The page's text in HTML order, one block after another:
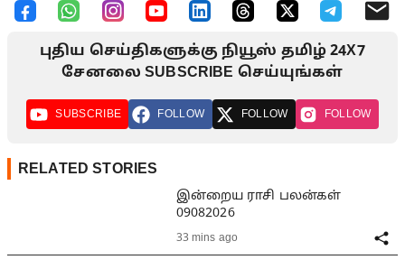
புதிய செய்திகளுக்கு நியூஸ் தமிழ் 24X7
சேனலை SUBSCRIBE செய்யுங்கள்
SUBSCRIBE FOLLOW FOLLOW FOLLOW
RELATED STORIES
இன்றைய ராசி பலன்கள்
09082026
33 mins ago